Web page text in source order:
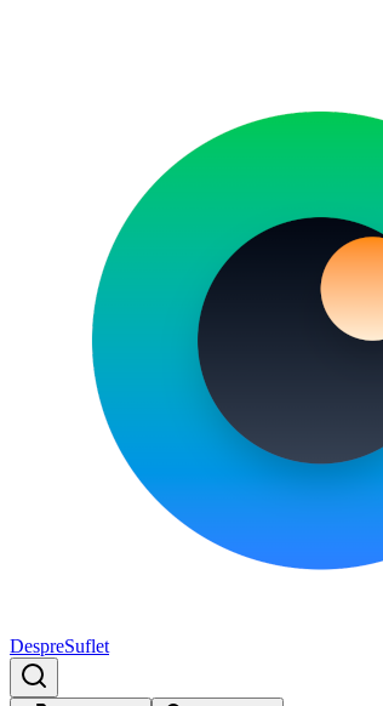
DespreSuflet